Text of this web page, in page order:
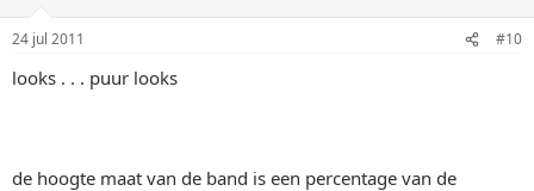
24 jul 2011 #10
looks . . . puur looks
de hoogte maat van de band is een percentage van de